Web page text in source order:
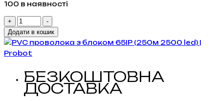
3,596 грн..
100 в наявності
+
PVC
проволока
з
блоком
(250м
2500
led)
-
Додати в кошик
БЕЗКОШТОВНА
ДОСТАВКА